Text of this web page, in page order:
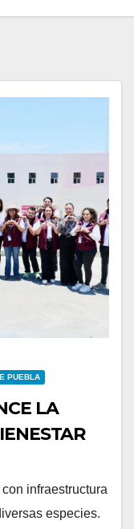
PUEBLA
LA
infraestructura
especies.